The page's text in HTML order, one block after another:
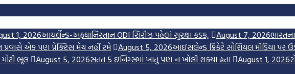
1, 2026આયર્લેન્ડ-અફઘાનિસ્તાન ODI સિરીઝ પહેલાં સુરક્ષા કડક, August 7, 2026
પ્રવાસે એક પણ પ્રેક્ટિસ મેચ નહીં રમે August 5, 2026આઇસલેન્ડ ક્રિકેટે સોશિયલ મીડિયા પર
ભૂલ August 5, 2026સતત 5 ઇનિંગ્સમાં ખાતું પણ ન ખોલી શક્યા હતા August 1, 2026